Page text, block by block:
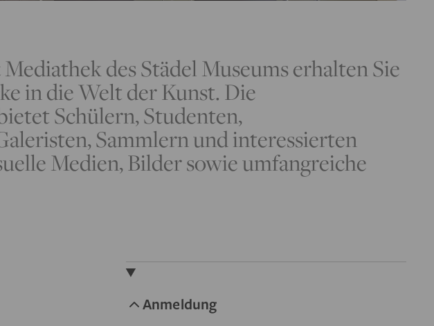
des Städel Museums erhalten Sie
in die Welt der Kunst. Die
Schülern, Studenten,
Sammlern und interessierten
Medien, Bilder sowie umfangreiche
Anmeldung